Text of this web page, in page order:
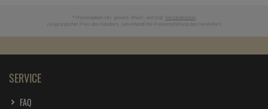
* Preisangaben inkl. gesetzl. MwSt. und zzgl. Versandkosten
Ursprünglicher Preis des Händlers, Unverbindliche Preisempfehlung des Herstellers
SERVICE
FAQ